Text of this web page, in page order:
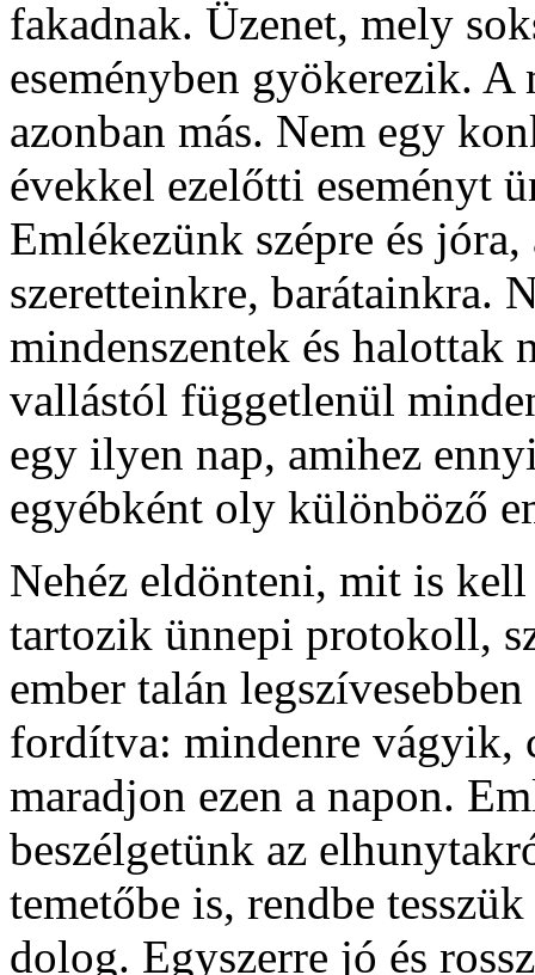
fakadnak. Üzenet, mely
eseményben gyökerezik. A
azonban más. Nem egy
évekkel ezelőtti eseményt
Emlékezünk szépre és
szeretteinkre, barátainkra.
mindenszentek és halottak
vallástól függetlenül
egy ilyen nap, amihez
egyébként oly különböző
Nehéz eldönteni, mit is
tartozik ünnepi protokoll,
ember talán
fordítva: mindenre vágyik,
maradjon ezen a napon.
beszélgetünk az
temetőbe is, rendbe
dolog. Egyszerre jó és